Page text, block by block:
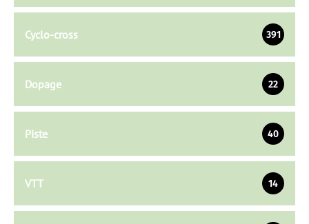
Cyclo-cross 391
Dopage 22
Piste 40
VTT 14